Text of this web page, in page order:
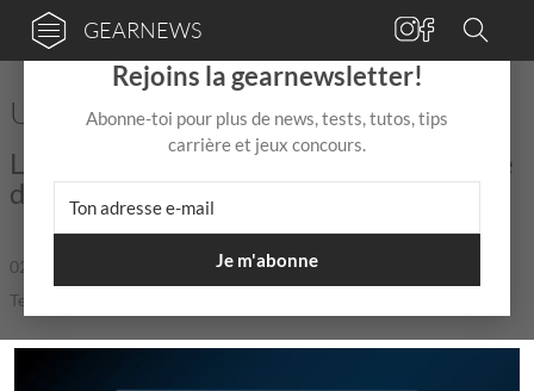
GEARNEWS
UVI lance Synth Anthology 5
Les meilleurs synthés du monde à portée
de clic ?!
02 Juil |
Temps de lecture: 1 min
×
Rejoins la gearnewsletter!
Abonne-toi pour plus de news, tests, tutos, tips
carrière et jeux concours.
Je m'abonne